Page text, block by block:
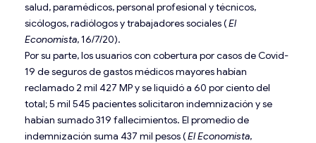
salud, paramédicos, personal profesional y técnicos,
sicólogos, radiólogos y trabajadores sociales (El
Economista, 16/7/20).
Por su parte, los usuarios con cobertura por casos de Covid-
19 de seguros de gastos médicos mayores habían
reclamado 2 mil 427 MP y se liquidó a 60 por ciento del
total; 5 mil 545 pacientes solicitaron indemnización y se
habían sumado 319 fallecimientos. El promedio de
indemnización suma 437 mil pesos (El Economista,